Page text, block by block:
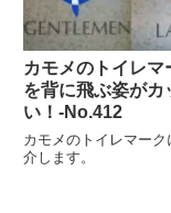
カモメのトイレマ
を背に飛ぶ姿がカ
い！‐No.412
カモメのトイレマーク
介します。